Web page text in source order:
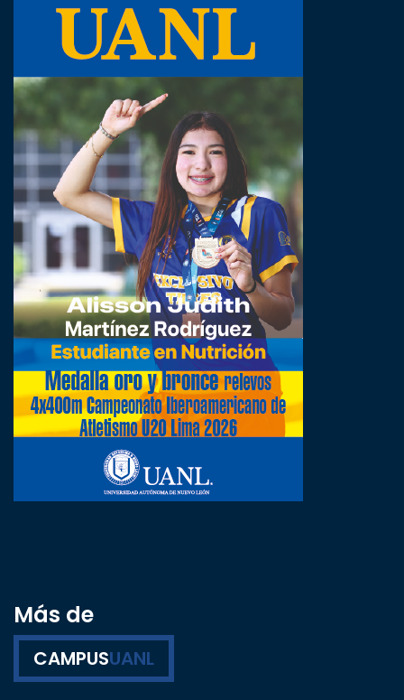
Más de
CAMPUSUANL